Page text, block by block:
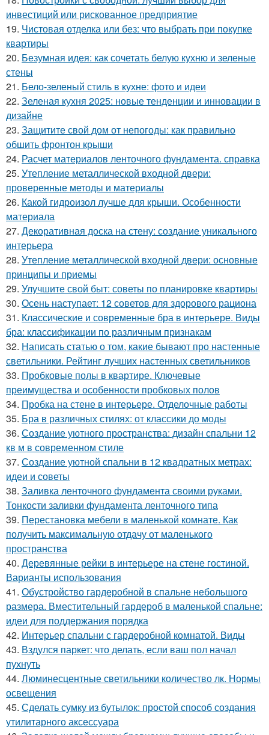
инвестиций или рискованное предприятие
19. Чистовая отделка или без: что выбрать при покупке
квартиры
20. Безумная идея: как сочетать белую кухню и зеленые
стены
21. Бело-зеленый стиль в кухне: фото и идеи
22. Зеленая кухня 2025: новые тенденции и инновации в
дизайне
23. Защитите свой дом от непогоды: как правильно
обшить фронтон крыши
24. Расчет материалов ленточного фундамента. справка
25. Утепление металлической входной двери:
проверенные методы и материалы
26. Какой гидроизол лучше для крыши. Особенности
материала
27. Декоративная доска на стену: создание уникального
интерьера
28. Утепление металлической входной двери: основные
принципы и приемы
29. Улучшите свой быт: советы по планировке квартиры
30. Осень наступает: 12 советов для здорового рациона
31. Классические и современные бра в интерьере. Виды
бра: классификации по различным признакам
32. Написать статью о том, какие бывают про настенные
светильники. Рейтинг лучших настенных светильников
33. Пробковые полы в квартире. Ключевые
преимущества и особенности пробковых полов
34. Пробка на стене в интерьере. Отделочные работы
35. Бра в различных стилях: от классики до моды
36. Создание уютного пространства: дизайн спальни 12
кв м в современном стиле
37. Создание уютной спальни в 12 квадратных метрах:
идеи и советы
38. Заливка ленточного фундамента своими руками.
Тонкости заливки фундамента ленточного типа
39. Перестановка мебели в маленькой комнате. Как
получить максимальную отдачу от маленького
пространства
40. Деревянные рейки в интерьере на стене гостиной.
Варианты использования
41. Обустройство гардеробной в спальне небольшого
размера. Вместительный гардероб в маленькой спальне:
идеи для поддержания порядка
42. Интерьер спальни с гардеробной комнатой. Виды
43. Вздулся паркет: что делать, если ваш пол начал
пухнуть
44. Люминесцентные светильники количество лк. Нормы
освещения
45. Сделать сумку из бутылок: простой способ создания
утилитарного аксессуара